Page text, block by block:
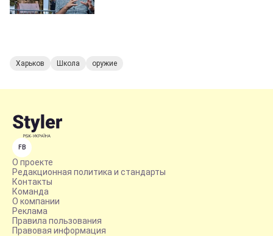
Харьков Школа оружие
FB
О проекте
Редакционная политика и стандарты
Контакты
Команда
О компании
Реклама
Правила пользования
Правовая информация